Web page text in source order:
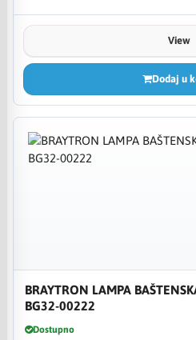
View
Dodaj u
BRAYTRON LAMPA
BG32-00222
Dostupno